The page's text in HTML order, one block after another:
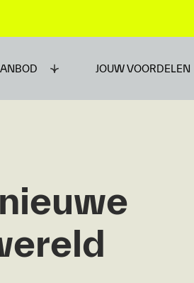
JOUW VOORDELEN